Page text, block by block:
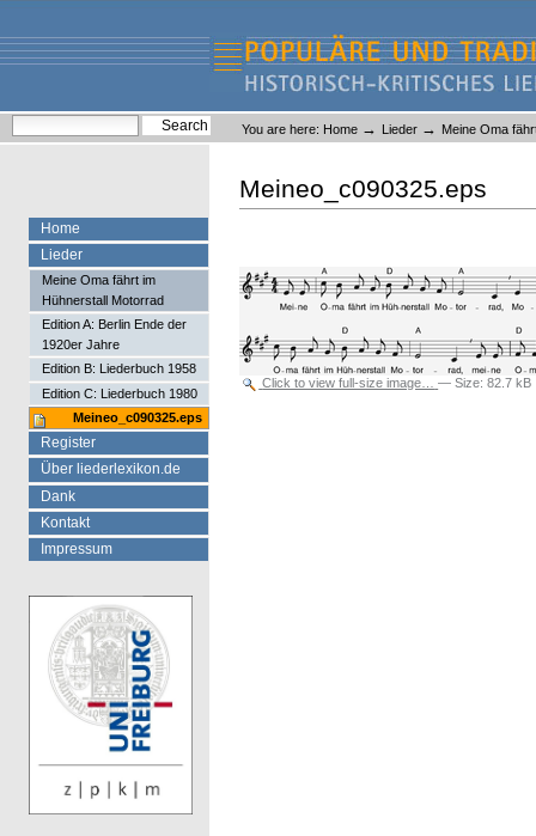
content.
navigation
Liederlexikon
Personal
tools
You are here: Home → Lieder → Meine Oma
Meineo_c090325.eps
Click to view full-size image… —Size:82.7 kB
Home
Lieder
Meine Oma fährt im
Hühnerstall Motorrad
Edition A: Berlin Ende der
1920er Jahre
Edition B: Liederbuch 1958
Edition C: Liederbuch 1980
Meineo_c090325.eps
Register
Über liederlexikon.de
Dank
Kontakt
Impressum